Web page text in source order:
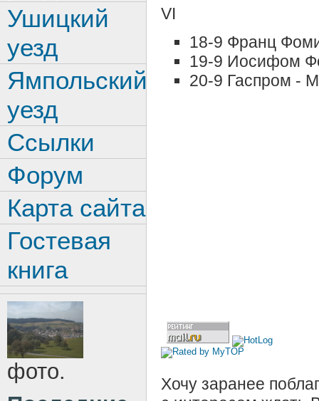
VI
18-9 Франц
19-9 Иосифом
20-9 Гаспром -
Хочу заранее
Ушицкий
уезд
Ямпольский
уезд
Ссылки
Форум
Карта сайта
Гостевая
книга
фото.